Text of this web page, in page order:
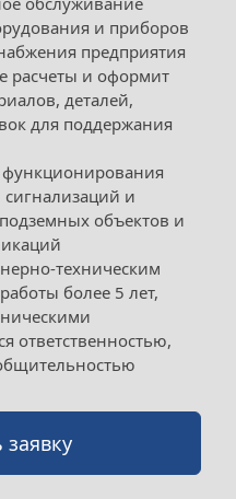
и приборов
предприятия
расчеты и оформит
деталей,
для поддержания
функционирования
сигнализаций и
объектов и
техническим
более 5 лет,
ответственностью,